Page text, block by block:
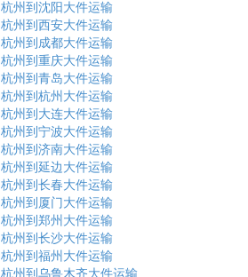
杭州到沈阳大件运输
杭州到西安大件运输
杭州到成都大件运输
杭州到重庆大件运输
杭州到青岛大件运输
杭州到杭州大件运输
杭州到大连大件运输
杭州到宁波大件运输
杭州到济南大件运输
杭州到延边大件运输
杭州到长春大件运输
杭州到厦门大件运输
杭州到郑州大件运输
杭州到长沙大件运输
杭州到福州大件运输
杭州到乌鲁木齐大件运输